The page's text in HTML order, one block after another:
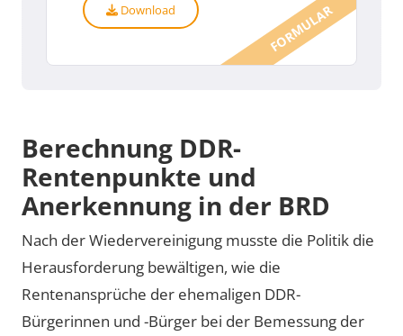
FORMULAR
Download
Berechnung DDR-
Rentenpunkte und
Anerkennung in der BRD
Nach der Wiedervereinigung musste die Politik die
Herausforderung bewältigen, wie die
Rentenansprüche der ehemaligen DDR-
Bürgerinnen und -Bürger bei der Bemessung der